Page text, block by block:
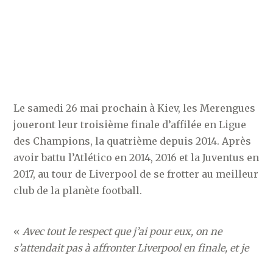
Le samedi 26 mai prochain à Kiev, les Merengues
joueront leur troisième finale d’affilée en Ligue
des Champions, la quatrième depuis 2014. Après
avoir battu l’Atlético en 2014, 2016 et la Juventus en
2017, au tour de Liverpool de se frotter au meilleur
club de la planète football.
« Avec tout le respect que j’ai pour eux, on ne
s’attendait pas à affronter Liverpool en finale, et je